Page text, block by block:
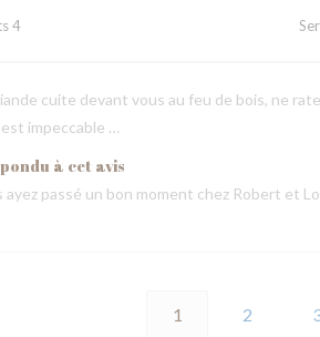
4
cuite devant vous au feu de bois, ne
impeccable …
à cet avis
ayez passé un bon moment chez Robert et
1 2